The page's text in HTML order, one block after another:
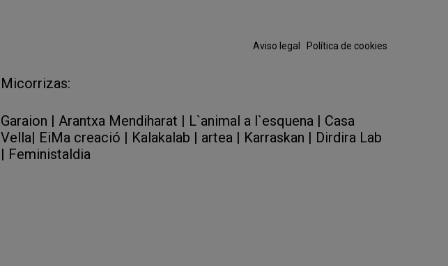
Aviso legal Política de cookies
Micorrizas:
Garaion Arantxa Mendiharat | L`animal a l`esquena | Casa
Vella EiMa creació Kalakalab | artea | Karraskan |
Dirdira Lab
Feministaldia